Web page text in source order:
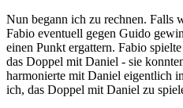
Nun begann ich zu rechnen. Falls
Fabio eventuell gegen Guido
einen Punkt ergattern. Fabio
das Doppel mit Daniel - sie
harmonierte mit Daniel eigentlich
ich, das Doppel mit Daniel zu